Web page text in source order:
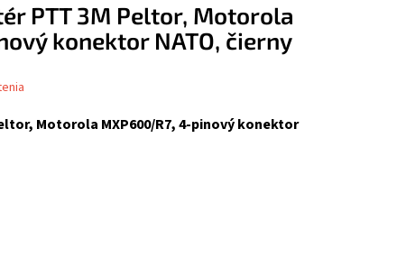
Motorola MXP600/R7, 4-pinový konektor
PTT 3M Peltor, Motorola
konektor NATO, čierny